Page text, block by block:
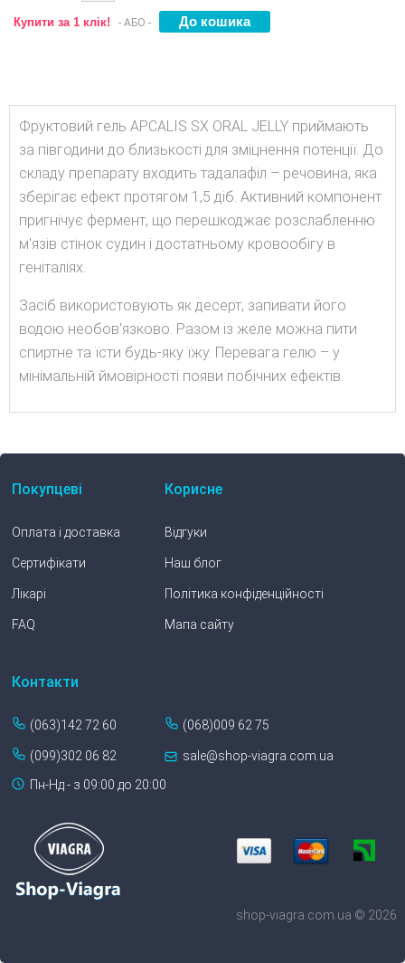
Купити за 1 клік! - АБО -
Фруктовий гель APCALIS SX ORAL JELLY приймають
за півгодини до близькості для зміцнення потенції. До
складу препарату входить тадалафіл – речовина, яка
зберігає ефект протягом 1,5 діб. Активний компонент
пригнічує фермент, що перешкоджає розслабленню
м'язів стінок судин і достатньому кровообігу в
геніталіях.
Засіб використовують як десерт, запивати його
водою необов'язково. Разом із желе можна пити
спиртне та їсти будь-яку їжу. Перевага гелю – у
мінімальній ймовірності появи побічних ефектів.
Покупцеві
Оплата і доставка
Сертифікати
Лікарі
FAQ
Корисне
Відгуки
Наш блог
Політика конфіденційності
Мапа сайту
Контакти
(063)142 72 60 (068)009 62 75
(099)302 06 82
sale@shop-viagra.com.ua
Пн-Нд - з 09:00 до 20:00
shop-viagra.com.ua © 2026